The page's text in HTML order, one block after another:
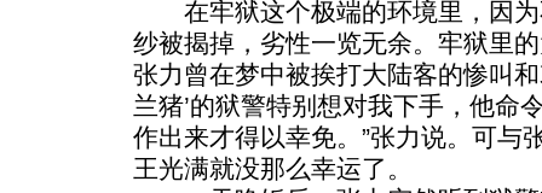
在牢狱这个极端的环境里，因为
纱被揭掉，劣性一览无余。牢狱里
张力曾在梦中被挨打大陆客的惨叫
兰猪’的狱警特别想对我下手，他命
作出来才得以幸免。”张力说。可与
王光满就没那么幸运了。